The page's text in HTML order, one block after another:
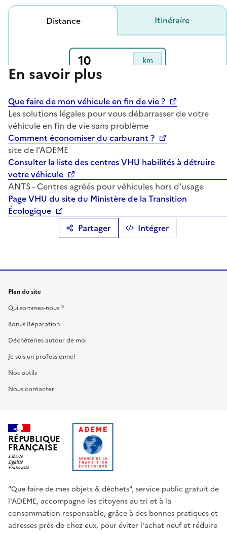
Partager Intégrer
En savoir plus
Que faire de mon véhicule en fin de vie ?
Les solutions légales pour vous débarrasser de votre
véhicule en fin de vie sans problème
Comment économiser du carburant ?
site de l'ADEME
Consulter la liste des centres VHU habilités à détruire
votre véhicule
ANTS - Centres agréés pour véhicules hors d'usage
Page VHU du site du Ministère de la Transition
Écologique
Plan du site
Qui sommes-nous ?
Bonus Réparation
Déchèteries autour de moi
Je suis un professionnel
Nos outils
Nous contacter
RÉPUBLIQUE
FRANÇAISE
"Que faire de mes objets & déchets", service public gratuit de
l'ADEME, accompagne les citoyens au tri et à la
consommation responsable, grâce à des bonnes pratiques et
adresses près de chez eux, pour éviter l'achat neuf et réduire